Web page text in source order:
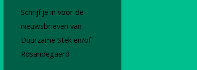
Schrijf je in voor de
nieuwsbrieven van
Duurzame Stek en/of
Rosandegaerd